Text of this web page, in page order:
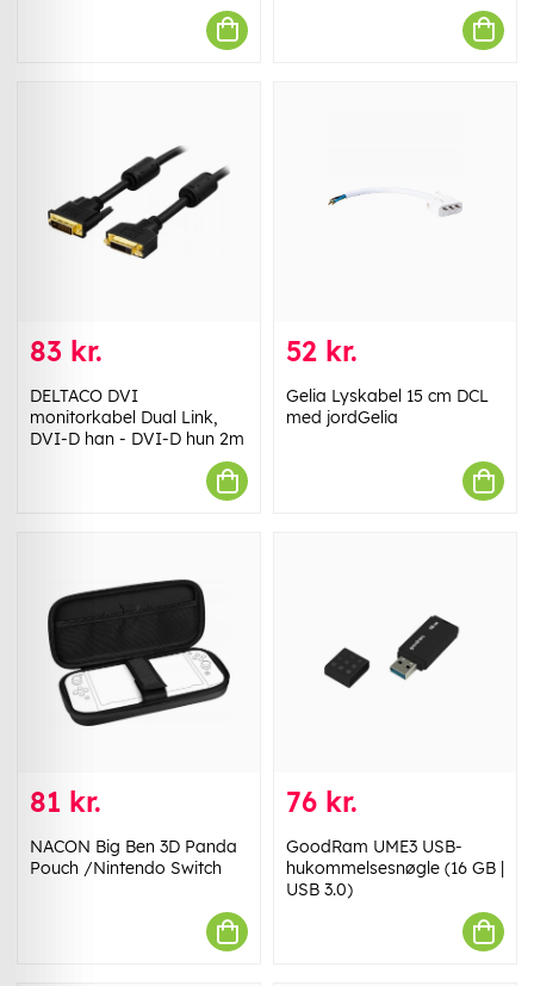
83 kr.
DELTACO DVI
monitorkabel Dual Link,
DVI-D han - DVI-D hun 2m
52 kr.
Gelia Lyskabel 15 cm DCL
med jordGelia
81 kr.
NACON Big Ben 3D Panda
Pouch /Nintendo Switch
76 kr.
GoodRam UME3 USB-
hukommelsesnøgle (16 GB |
USB 3.0)